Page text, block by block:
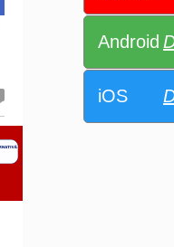
Android
iOS